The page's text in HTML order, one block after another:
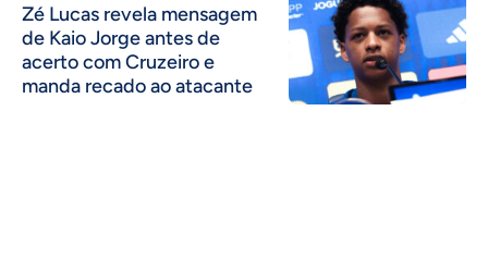
Zé Lucas revela mensagem
de Kaio Jorge antes de
acerto com Cruzeiro e
manda recado ao atacante